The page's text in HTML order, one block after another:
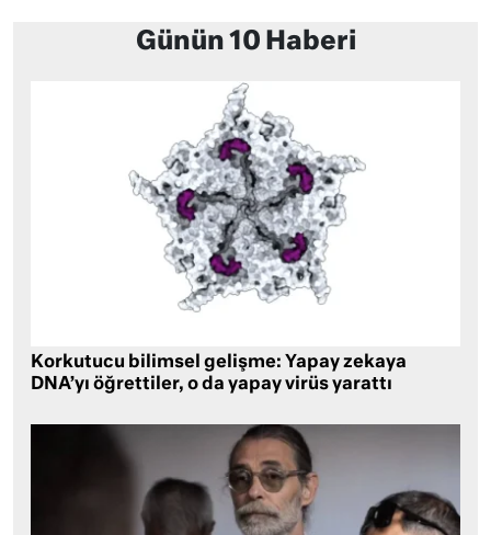
Günün 10 Haberi
Korkutucu bilimsel gelişme: Yapay zekaya
DNA’yı öğrettiler, o da yapay virüs yarattı